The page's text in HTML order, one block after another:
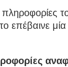
επέβαινε μία